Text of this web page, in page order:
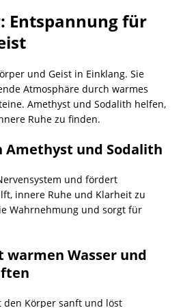
Entspannung für
und Geist in Einklang. Sie
Atmosphäre durch warmes
Amethyst und Sodalith helfen,
Ruhe zu finden.
Amethyst und Sodalith
und fördert
innere Ruhe und Klarheit zu
Wahrnehmung und sorgt für
Wasser und
den Körper sanft und löst